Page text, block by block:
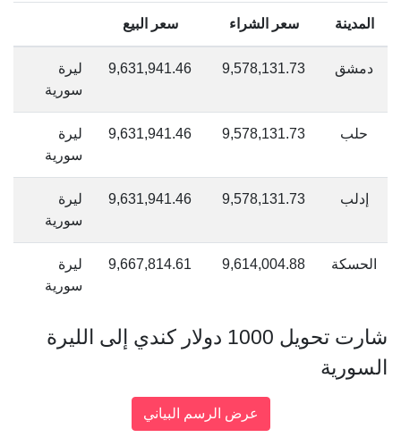
المدينة سعر الشراء سعر البيع
دمشق 9,578,131.73
9,631,941.46
ليرة
سورية
حلب 9,578,131.73
9,631,941.46
ليرة
سورية
إدلب 9,578,131.73
9,631,941.46
ليرة
سورية
الحسكة 9,614,004.88
9,667,814.61
ليرة
سورية
شارت تحويل 1000 دولار كندي إلى الليرة
السورية